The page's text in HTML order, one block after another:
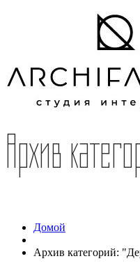
Архив
Домой
Архив категорий: